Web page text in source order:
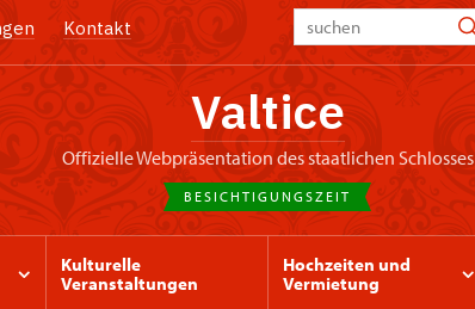
Kontakt
Valtice
offizielle Webpräsentation des staatlichen Schlosses
BESICHTIGUNGSZEIT
Kulturelle
Veranstaltungen
Hochzeiten und
Vermietung